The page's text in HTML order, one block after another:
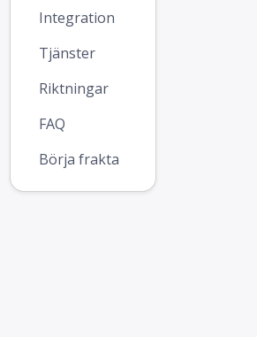
Integration
Tjänster
Riktningar
FAQ
Börja frakta